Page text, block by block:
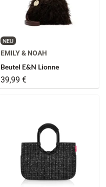
NEU
EMILY & NOAH
Beutel E&N Lionne
39,99 €